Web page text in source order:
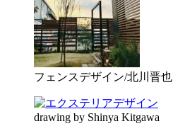
フェンスデザイン/北川晋也
drawing by Shinya Kitgawa